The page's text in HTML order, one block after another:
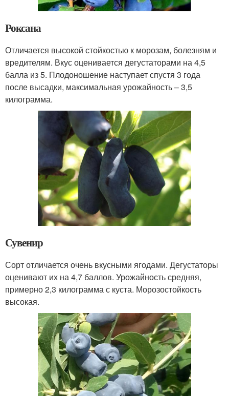
Роксана
Отличается высокой стойкостью к морозам, болезням и
вредителям. Вкус оценивается дегустаторами на 4,5
балла из 5. Плодоношение наступает спустя 3 года
после высадки, максимальная урожайность – 3,5
килограмма.
Сувенир
Сорт отличается очень вкусными ягодами. Дегустаторы
оценивают их на 4,7 баллов. Урожайность средняя,
примерно 2,3 килограмма с куста. Морозостойкость
высокая.